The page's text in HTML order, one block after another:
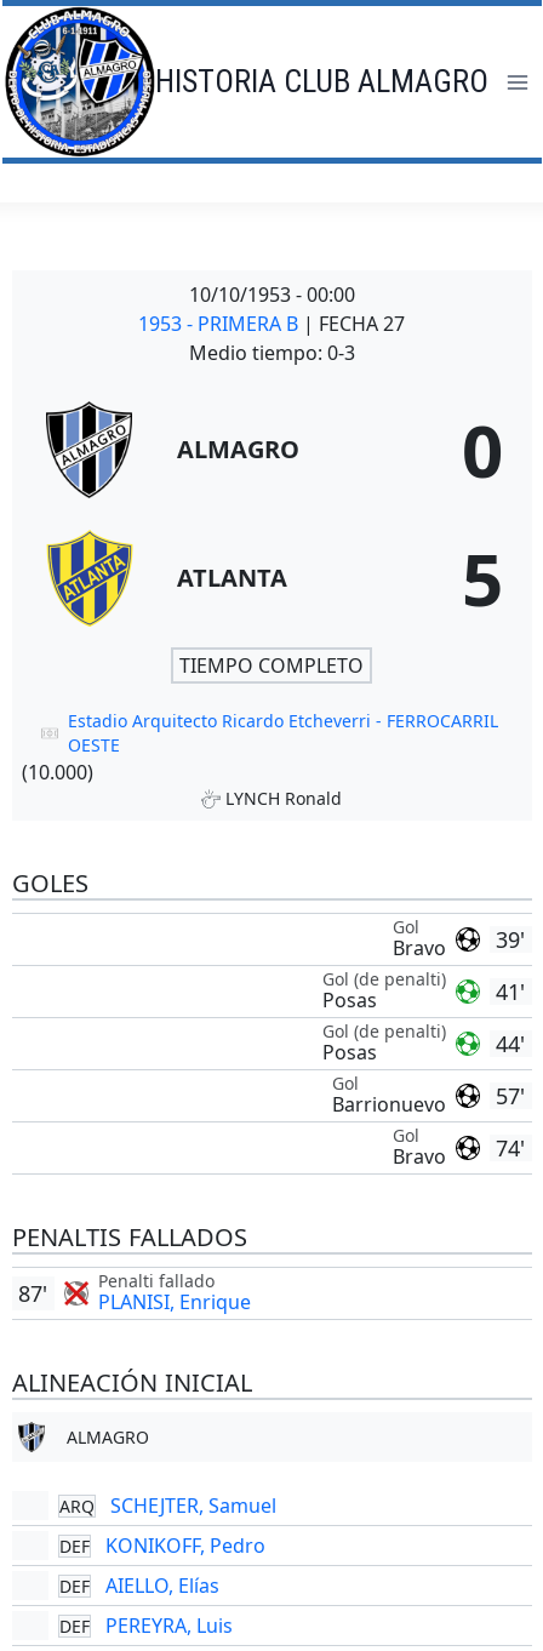
Saltar
al
contenido
HISTORIA CLUB ALMAGRO
10/10/1953 - 00:00
1953 - PRIMERA B | FECHA 27
Medio tiempo: 0-3
ALMAGRO 0
ATLANTA 5
TIEMPO COMPLETO
Estadio Arquitecto Ricardo Etcheverri - FERROCARRIL
OESTE
(10.000)
LYNCH Ronald
GOLES
39'
Gol
Bravo
41'
Gol (de penalti)
Posas
44'
Gol (de penalti)
Posas
57'
Gol
Barrionuevo
74'
Gol
Bravo
PENALTIS FALLADOS
Penalti fallado
PLANISI, Enrique
87'
ALINEACIÓN INICIAL
ALMAGRO
ARQ SCHEJTER, Samuel
DEF KONIKOFF, Pedro
DEF AIELLO, Elías
DEF PEREYRA, Luis